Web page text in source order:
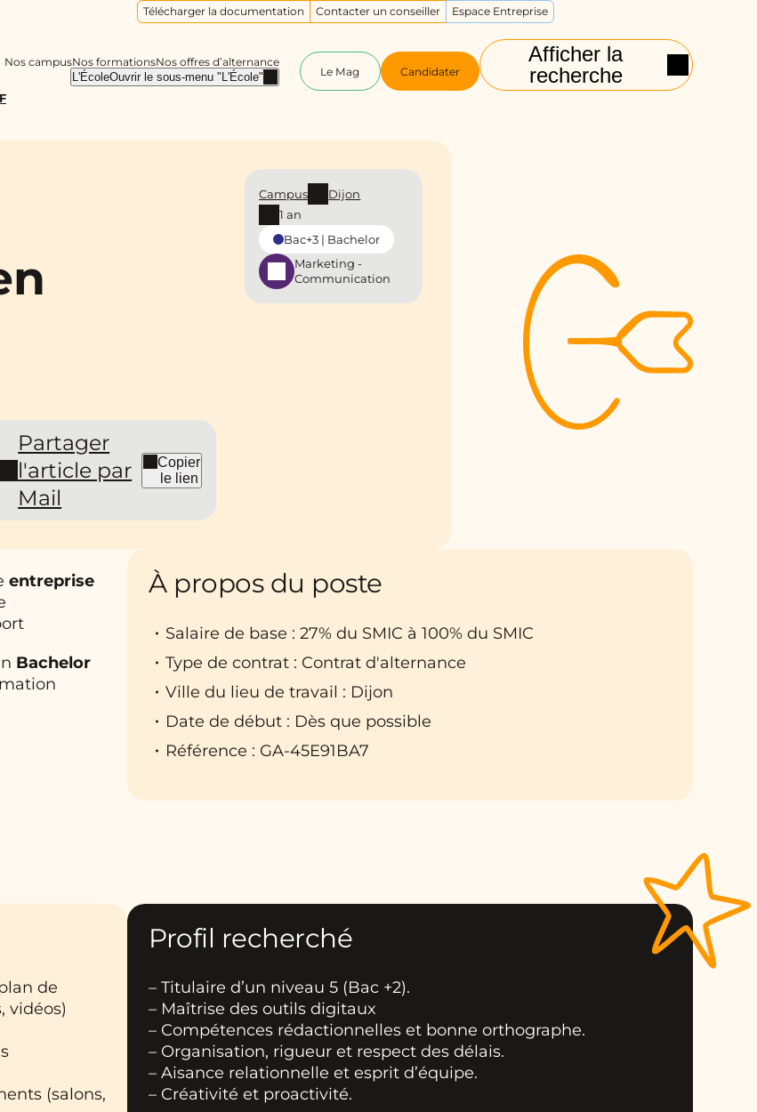
Afficher la
recherche
Nos campusNos formationsNos offres d’alternance
L'ÉcoleOuvrir le sous-menu "L'École" Le Mag Candidater
Télécharger la documentation Contacter un conseiller Espace Entreprise
Partager
l'article par
Mail
Copier
le lien
Campus
Dijon
1 an
Bac+3 | Bachelor
Marketing -
Communication
entreprise
Bachelor
À propos du poste
Salaire de base : 27% du SMIC à 100% du SMIC
Type de contrat : Contrat d'alternance
Ville du lieu de travail : Dijon
Date de début : Dès que possible
Référence : GA-45E91BA7
de
vidéos)
(salons,
Profil recherché
– Titulaire d’un niveau 5 (Bac +2).
– Maîtrise des outils digitaux
– Compétences rédactionnelles et bonne orthographe.
– Organisation, rigueur et respect des délais.
– Aisance relationnelle et esprit d’équipe.
– Créativité et proactivité.